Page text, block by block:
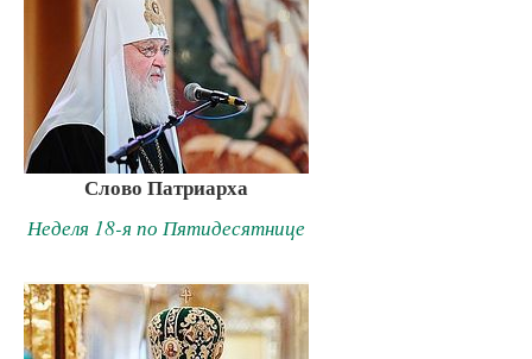
Слово Патриарха
Неделя 18-я по Пятидесятнице